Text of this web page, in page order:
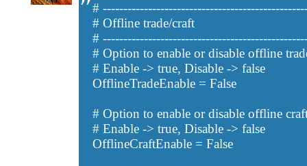
#
# Offline trade/craft
#
# Option to enable or disable offline
# Enable -> true, Disable -> false
OfflineTradeEnable = False
# Option to enable or disable offline
# Enable -> true, Disable -> false
OfflineCraftEnable = False